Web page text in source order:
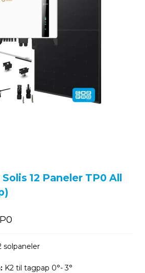
12 Paneler TP0 All
solpaneler
K2 til tagpap 0°- 3°